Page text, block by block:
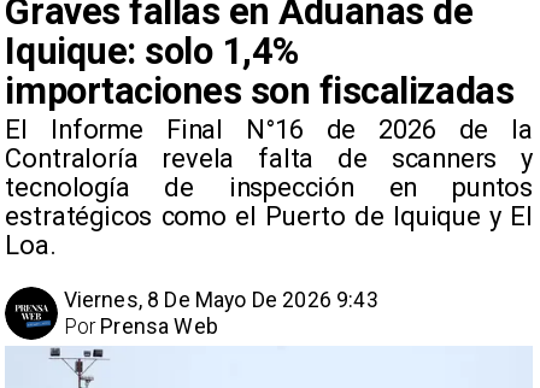
Graves fallas en Aduanas de
Iquique: solo 1,4%
importaciones son fiscalizadas
El Informe Final N°16 de 2026 de la
Contraloría revela falta de scanners y
tecnología de inspección en puntos
estratégicos como el Puerto de Iquique y El
Loa.
Viernes, 8 De Mayo De 2026 9:43
Prensa Web
Por